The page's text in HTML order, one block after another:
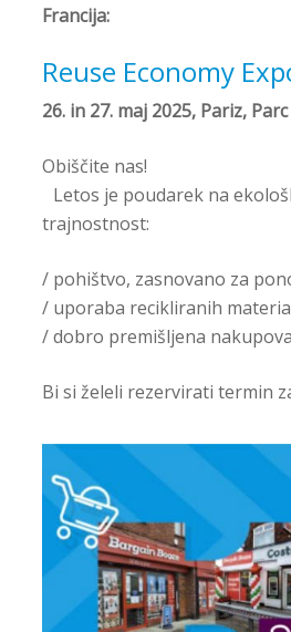
Francija:
Reuse Economy
26. in 27. maj 2025, Pariz,
Obiščite nas!
Letos je poudarek na
trajnostnost:
/ pohištvo, zasnovano za
/ uporaba recikliranih
/ dobro premišljena
Bi si želeli rezervirati termin